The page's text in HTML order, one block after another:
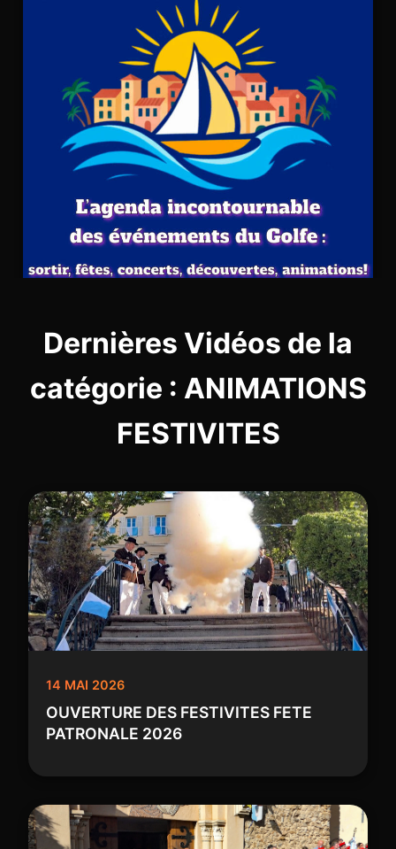
Dernières Vidéos de la
catégorie : ANIMATIONS
FESTIVITES
14 MAI 2026
OUVERTURE DES FESTIVITES FETE
PATRONALE 2026